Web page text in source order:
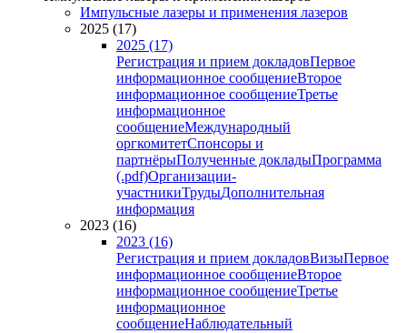
Импульсные лазеры и применения лазеров
2025 (17)
2025 (17)
Регистрация и прием докладовПервое
информационное сообщениеВторое
информационное сообщениеТретье
информационное
сообщениеМеждународный
оргкомитетСпонсоры и
партнёрыПолученные докладыПрограмма
(.pdf)Организации-
участникиТрудыДополнительная
информация
2023 (16)
2023 (16)
Регистрация и прием докладовВизыПервое
информационное сообщениеВторое
информационное сообщениеТретье
информационное
сообщениеНаблюдательный